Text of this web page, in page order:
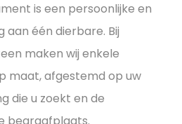
is een persoonlijke en
aan één dierbare. Bij
maken wij enkele
maat, afgestemd op uw
die u zoekt en de